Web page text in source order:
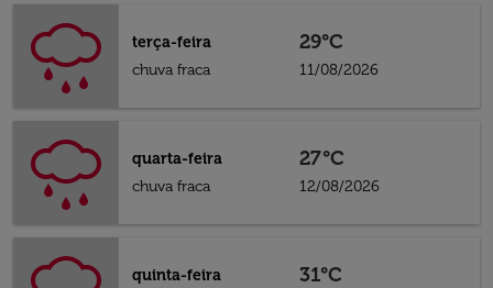
terça-feira
chuva fraca
29°C
11/08/2026
quarta-feira
chuva fraca
27°C
12/08/2026
quinta-feira
31°C